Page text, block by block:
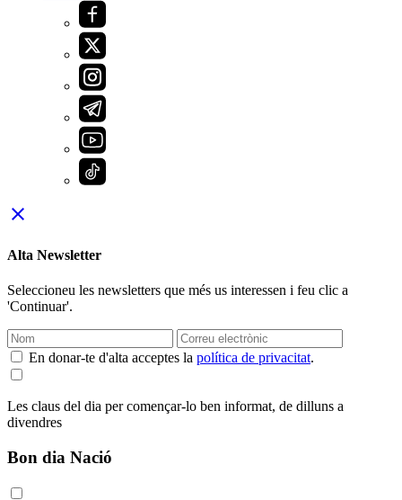
close
Alta Newsletter
Seleccioneu les newsletters que més us interessen i feu clic a
'Continuar'.
En donar-te d'alta acceptes la política de privacitat.
Les claus del dia per començar-lo ben informat, de dilluns a
divendres
Bon dia Nació